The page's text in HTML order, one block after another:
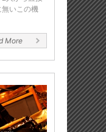
いこの機
More